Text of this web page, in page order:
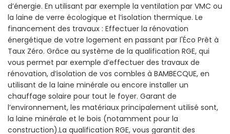
d’énergie. En utilisant par exemple la ventilation par VMC ou
la laine de verre écologique et l’isolation thermique. Le
financement des travaux : Effectuer la rénovation
énergétique de votre logement en passant par l'Éco Prêt à
Taux Zéro. Grâce au système de la qualification RGE, qui
vous permet par exemple d’effectuer des travaux de
rénovation, d’isolation de vos combles à BAMBECQUE, en
utilisant de la laine minérale ou encore installer un
chauffage solaire pour tout le foyer. Garant de
l’environnement, les matériaux principalement utilisé sont,
la laine minérale et le bois (notamment pour la
construction).La qualification RGE, vous garantit des